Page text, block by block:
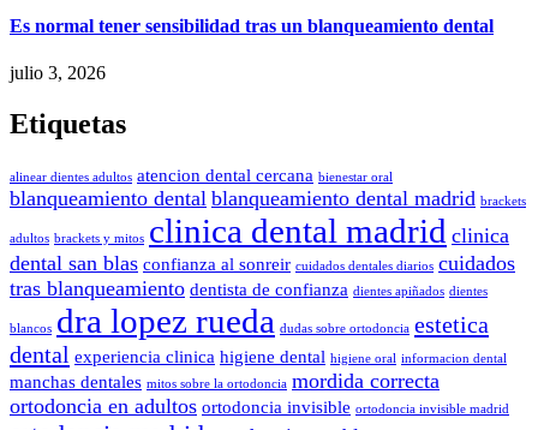
Es normal tener sensibilidad tras un blanqueamiento dental
julio 3, 2026
Etiquetas
alinear dientes adultos atencion dental cercana bienestar oral
blanqueamiento dental blanqueamiento dental madrid brackets
adultos brackets y mitos clinica dental madrid clinica
dental san blas confianza al sonreir cuidados dentales diarios cuidados
tras blanqueamiento dentista de confianza dientes apiñados dientes
blancos dra lopez rueda dudas sobre ortodoncia estetica
dental experiencia clinica higiene dental higiene oral informacion dental
manchas dentales mitos sobre la ortodoncia mordida correcta
ortodoncia en adultos ortodoncia invisible ortodoncia invisible madrid